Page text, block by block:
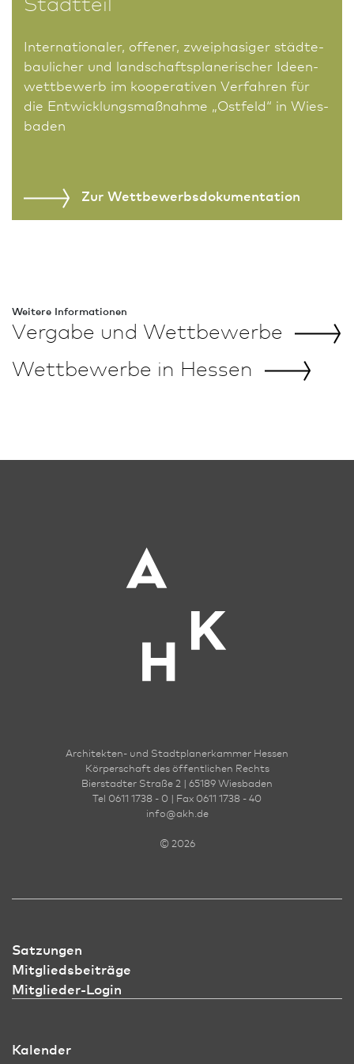
Internationaler, offener, zweiphasiger städte­
bau­licher und landschaftsplanerischer Ideen­
wett­bewerb im kooperativen Verfahren für
die Ent­wick­lungsmaßnahme „Ostfeld“ in Wies­
ba­den
Zur Wettbewerbs­dokumentation
Weitere In­for­ma­tio­nen
Vergabe und Wettbewerbe
Wettbewerbe in Hessen
Architekten- und Stadt­planer­kammer Hessen
Körperschaft des öffentlichen Rechts
Bierstadter Straße 2 | 65189 Wies­ba­den
Tel 0611 1738 - 0 | Fax 0611 1738 - 40
info@akh.de
© 2026
Satzungen
Mitgliedsbeiträge
Mitglieder-Login
Kalender